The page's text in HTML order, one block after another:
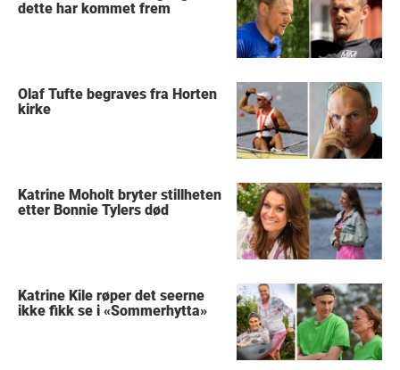
dette har kommet frem
Olaf Tufte begraves fra Horten
kirke
Katrine Moholt bryter stillheten
etter Bonnie Tylers død
Katrine Kile røper det seerne
ikke fikk se i «Sommerhytta»